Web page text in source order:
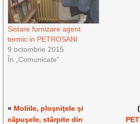
Sistare furnizare agent
termic in PETROSANI
9 octombrie 2015
În „Comunicate”
« Moliile, ploşniţele şi
căpuşele, stârpite din